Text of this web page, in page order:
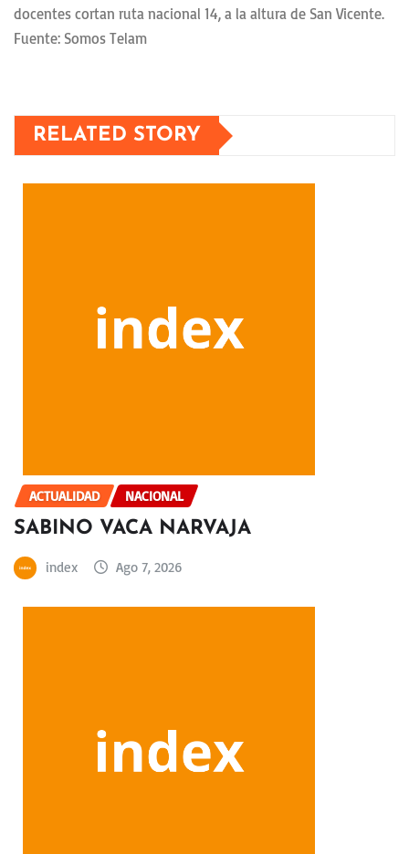
docentes cortan ruta nacional 14, a la altura de San Vicente.
Fuente: Somos Telam
RELATED STORY
ACTUALIDAD NACIONAL
SABINO VACA NARVAJA
index Ago 7, 2026